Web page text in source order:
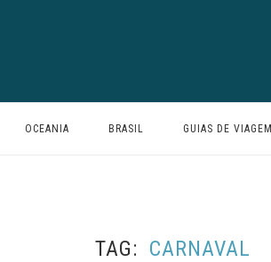
OCEANIA BRASIL GUIAS DE VIAGEM
TAG CARNAVAL